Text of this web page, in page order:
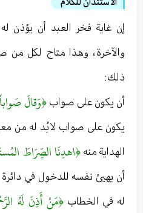
إن غاية فخر العبد أن يؤذن له
والآخرة ، وهذا متاح لكل من
ذلك :
أن يكون على صواب ﴿وَقالَ
يكون على صواب لا بُد له من
الهداية منه ﴿اهدِنَا الصِّرَاطَ
أن يهيئ نفسه للدخول في دائرة
له في الخطاب﴿مَنْ أَذِنَ لَهُ